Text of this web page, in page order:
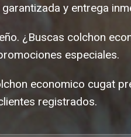
y entrega
¿Buscas colchon
especiales.
economico cugat
registrados.